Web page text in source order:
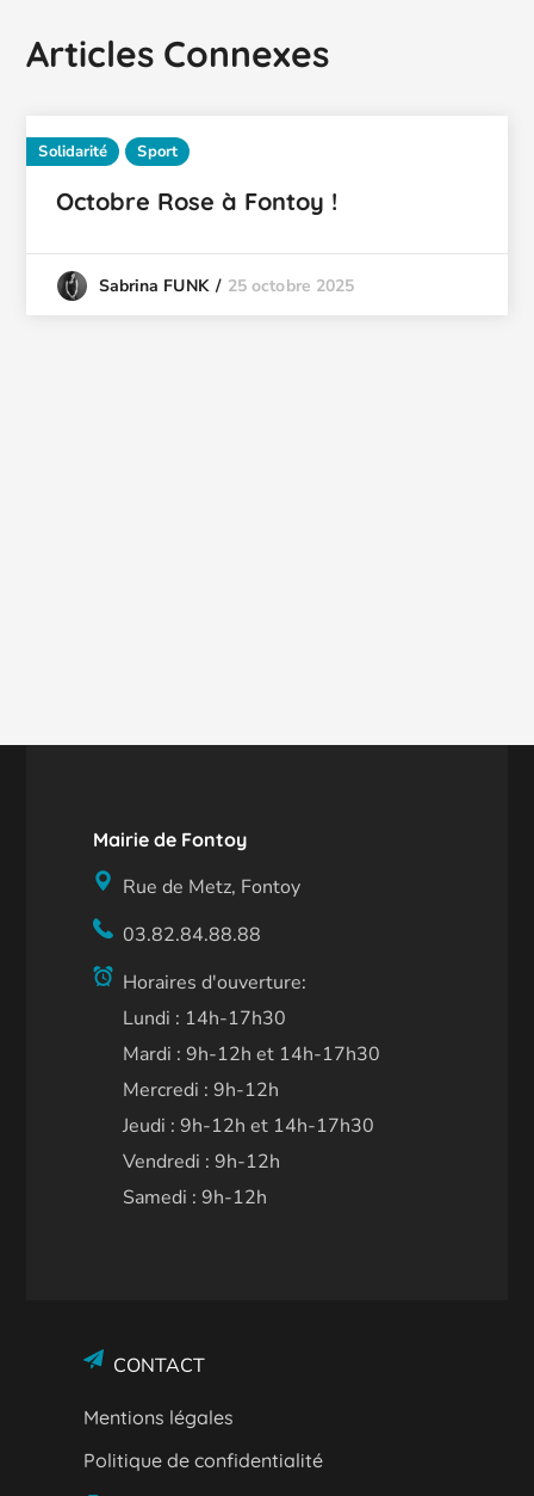
Articles Connexes
Solidarité Sport
Octobre Rose à Fontoy !
Sabrina FUNK 25 octobre 2025
Mairie de Fontoy
Rue de Metz, Fontoy
03.82.84.88.88
Horaires d'ouverture:
Lundi : 14h-17h30
Mardi : 9h-12h et 14h-17h30
Mercredi : 9h-12h
Jeudi : 9h-12h et 14h-17h30
Vendredi : 9h-12h
Samedi : 9h-12h
CONTACT
Mentions légales
Politique de confidentialité